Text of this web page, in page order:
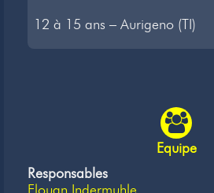
12 à 15 ans – Aurigeno (TI)
Equipe
Responsables